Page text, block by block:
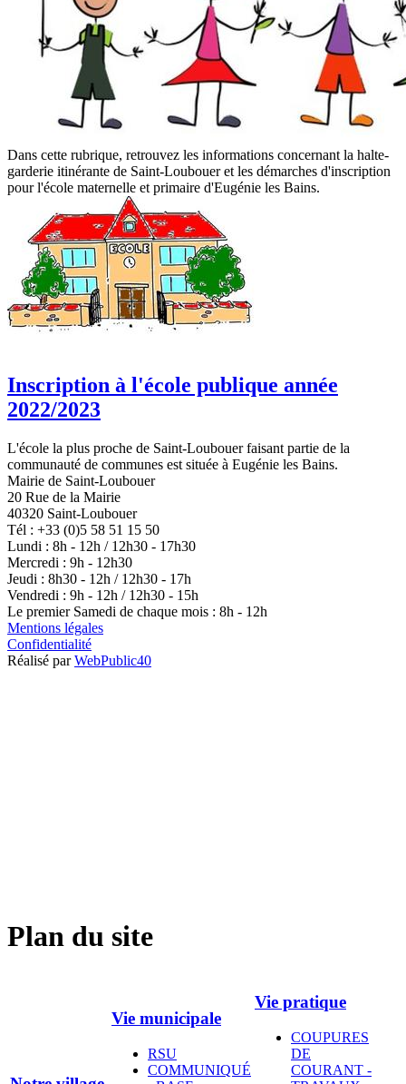
Dans cette rubrique, retrouvez les informations concernant la halte-
garderie itinérante de Saint-Loubouer et les démarches d'inscription
pour l'école maternelle et primaire d'Eugénie les Bains.
Inscription à l'école publique année
2022/2023
L'école la plus proche de Saint-Loubouer faisant partie de la
communauté de communes est située à Eugénie les Bains.
Mairie de Saint-Loubouer
20 Rue de la Mairie
40320 Saint-Loubouer
Tél : +33 (0)5 58 51 15 50
Lundi : 8h - 12h / 12h30 - 17h30
Mercredi : 9h - 12h30
Jeudi : 8h30 - 12h / 12h30 - 17h
Vendredi : 9h - 12h / 12h30 - 15h
Le premier Samedi de chaque mois : 8h - 12h
Mentions légales
Confidentialité
Réalisé parWebPublic40
Plan du site
Vie municipale
RSU
COMMUNIQUÉ
Vie pratique
COUPURES
DE
COURANT -